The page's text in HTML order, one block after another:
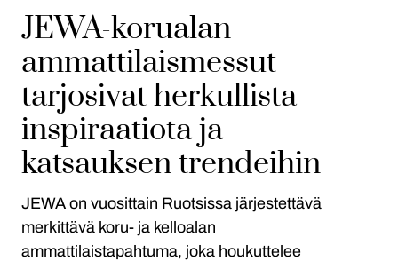
JEWA-korualan
ammattilaismessut
tarjosivat herkullista
inspiraatiota ja
katsauksen trendeihin
JEWA on vuosittain Ruotsissa järjestettävä
merkittävä koru- ja kelloalan
ammattilaistapahtuma, joka houkuttelee